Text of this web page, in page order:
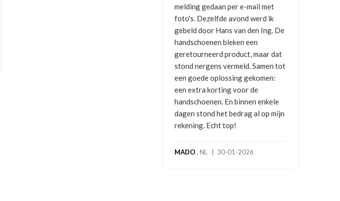
melding gedaan per e-mail met
foto's. Dezelfde avond werd ik
gebeld door Hans van den Ing. De
handschoenen bleken een
geretourneerd product, maar dat
stond nergens vermeld. Samen tot
een goede oplossing gekomen:
een extra korting voor de
handschoenen. En binnen enkele
dagen stond het bedrag al op mijn
rekening. Echt top!
MADO, NL | 30-01-2026